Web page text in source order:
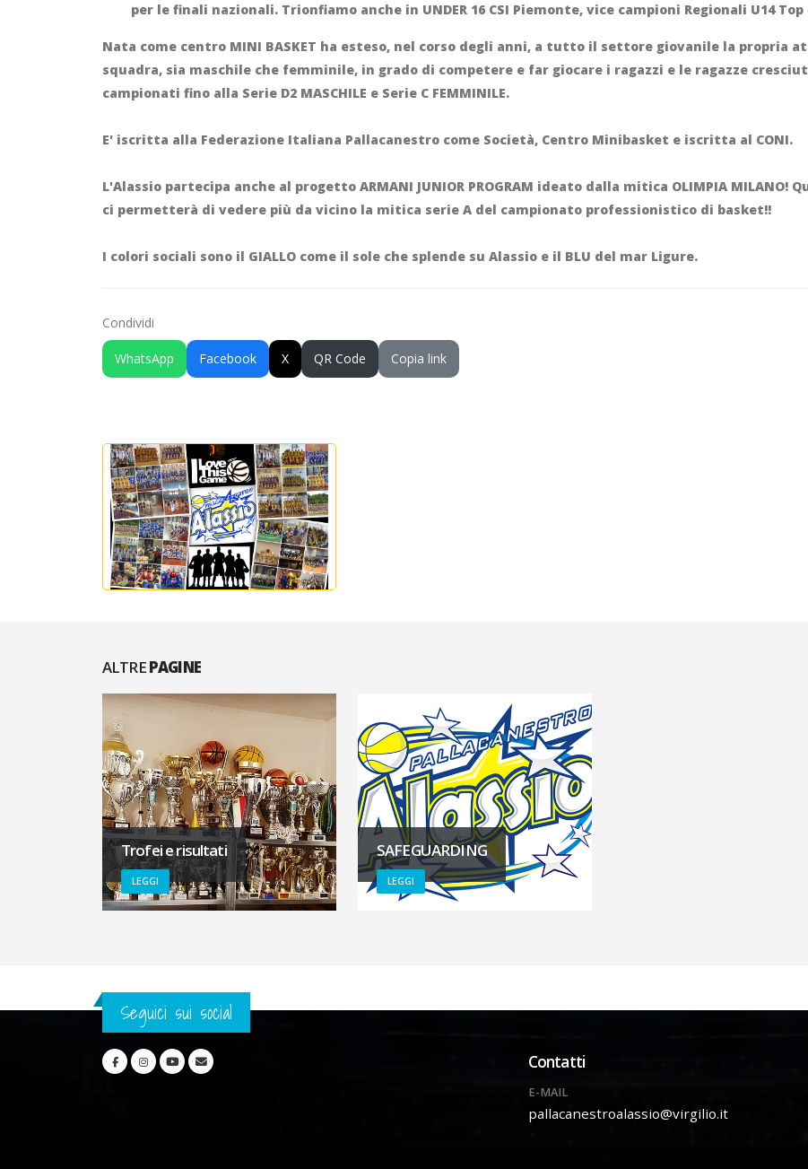
per le finali nazionali. Trionfiamo anche in UNDER 16 CSI Piemonte, vice campioni Regionali U14 Top
Nata come centro MINI BASKET ha esteso, nel corso degli anni, a tutto il settore giovanile la
squadra, sia maschile che femminile, in grado di competere e far giocare i ragazzi e le ragazze
campionati fino alla Serie D2 MASCHILE e Serie C FEMMINILE.
E' iscritta alla Federazione Italiana Pallacanestro come Società, Centro Minibasket e iscritta al CONI.
L'Alassio partecipa anche al progetto ARMANI JUNIOR PROGRAM ideato dalla mitica OLIMPIA MILANO!
ci permetterà di vedere più da vicino la mitica serie A del campionato professionistico di basket!!
I colori sociali sono il GIALLO come il sole che splende su Alassio e il BLU del mar Ligure.
Condividi
WhatsApp Facebook X QR Code Copia link
ALTREPAGINE
Trofei e risultati
LEGGI
SAFEGUARDING
LEGGI
Seguici sui social
Contatti
E-MAIL
pallacanestroalassio@virgilio.it